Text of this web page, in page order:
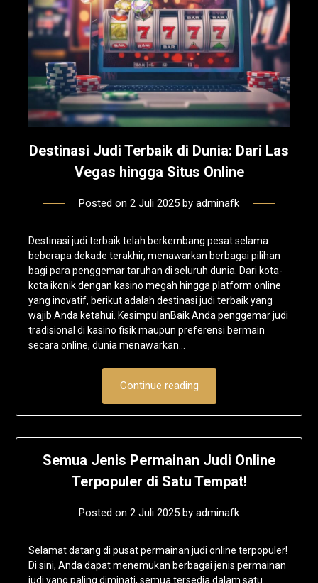
Destinasi Judi Terbaik di Dunia: Dari Las
Vegas hingga Situs Online
Posted on 2 Juli 2025 by adminafk
Destinasi judi terbaik telah berkembang pesat selama
beberapa dekade terakhir, menawarkan berbagai pilihan
bagi para penggemar taruhan di seluruh dunia. Dari kota-
kota ikonik dengan kasino megah hingga platform online
yang inovatif, berikut adalah destinasi judi terbaik yang
wajib Anda ketahui. KesimpulanBaik Anda penggemar judi
tradisional di kasino fisik maupun preferensi bermain
secara online, dunia menawarkan…
Continue reading
Semua Jenis Permainan Judi Online
Terpopuler di Satu Tempat!
Posted on 2 Juli 2025 by adminafk
Selamat datang di pusat permainan judi online terpopuler!
Di sini, Anda dapat menemukan berbagai jenis permainan
judi yang paling diminati, semua tersedia dalam satu